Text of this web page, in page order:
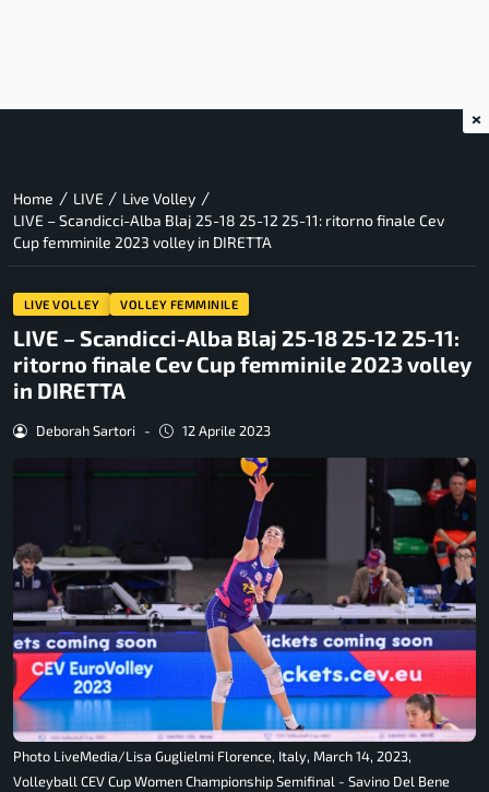
Home / LIVE / Live Volley /
LIVE – Scandicci-Alba Blaj 25-18 25-12 25-11: ritorno finale Cev
Cup femminile 2023 volley in DIRETTA
LIVE VOLLEY VOLLEY FEMMINILE
LIVE – Scandicci-Alba Blaj 25-18 25-12 25-11:
ritorno finale Cev Cup femminile 2023 volley
in DIRETTA
Deborah Sartori - 12 Aprile 2023
Photo LiveMedia/Lisa Guglielmi Florence, Italy, March 14, 2023,
Volleyball CEV Cup Women Championship Semifinal - Savino Del Bene
×